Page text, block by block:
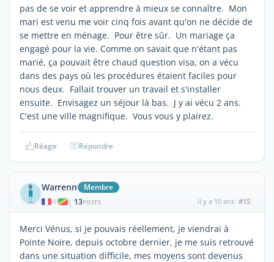
pas de se voir et apprendre à mieux se connaître. Mon
mari est venu me voir cinq fois avant qu'on ne décide de
se mettre en ménage. Pour être sûr. Un mariage ça
engagé pour la vie. Comme on savait que n'étant pas
marié, ça pouvait être chaud question visa, on a vécu
dans des pays où les procédures étaient faciles pour
nous deux. Fallait trouver un travail et s'installer
ensuite. Envisagez un séjour là bas. J y ai vécu 2 ans.
C'est une ville magnifique. Vous vous y plairez.
Réagir Répondre
Warrenn Membre
| 13POSTS il y a 10 ans #15
Merci Vénus, si je pouvais réellement, je viendrai à
Pointe Noire, depuis octobre dernier, je me suis retrouvé
dans une situation difficile, mes moyens sont devenus